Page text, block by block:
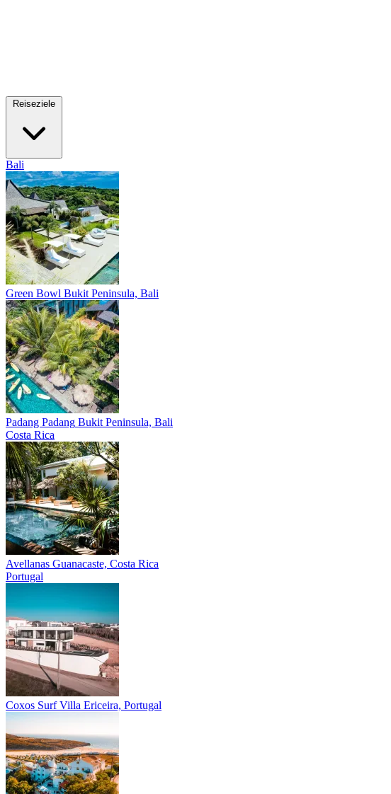
Bali
Green Bowl Bukit Peninsula, Bali
Padang Padang Bukit Peninsula, Bali
Costa Rica
Avellanas Guanacaste, Costa Rica
Portugal
Coxos Surf Villa Ericeira, Portugal